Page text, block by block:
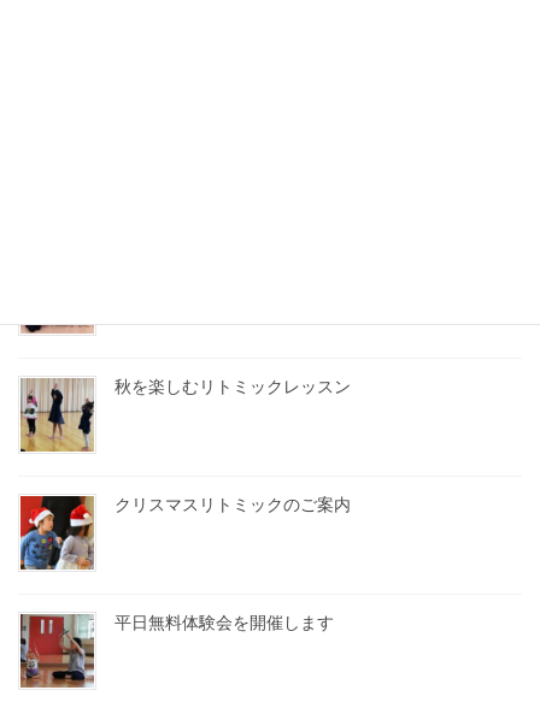
秋を楽しむリトミックレッスン
クリスマスリトミックのご案内
平日無料体験会を開催します